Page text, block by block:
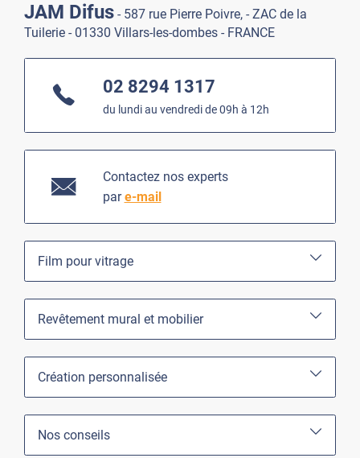
JAM Difus - 587 rue Pierre Poivre, - ZAC de la
Tuilerie - 01330 Villars-les-dombes - FRANCE
02 8294 1317
du lundi au vendredi de 09h à 12h
Contactez nos experts
pare-mail
Film pour vitrage
Revêtement mural et mobilier
Création personnalisée
Nos conseils